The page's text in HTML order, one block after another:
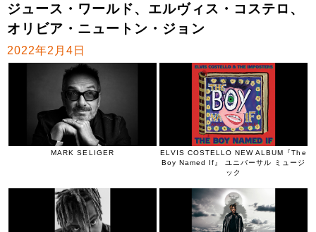
ジュース・ワールド、エルヴィス・コステロ、
オリビア・ニュートン・ジョン
2022年2月4日
MARK SELIGER
ELVIS COSTELLO NEW ALBUM『The
Boy Named If』 ユニバーサル ミュージ
ック